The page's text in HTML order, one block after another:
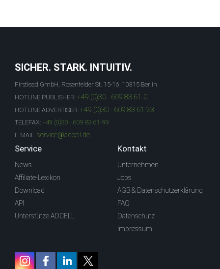
SICHER. STARK. INTUITIV.
Firstlead GmbH, Rosenfelder St. 15-16, 10315 Berlin
HOTLINE PUBLISHER: +49 (0)30 - 609 83 61-0
HOTLINE ADVERTISER: +49 (0)30 - 609 83 61-23
TELEFAX: +49 (0)30 - 609 83 61-99
E-MAIL: service@adcell.de
Service
News
Affiliate-Lexikon
Download
API
Unterstütze ADCELL
Kontakt
Unternehmen
Jobs
AGB & Datenschutzerklärung
FAQ
Datenschutz
Impressum